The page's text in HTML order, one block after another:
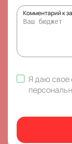
Комментарий к
Я даю свое